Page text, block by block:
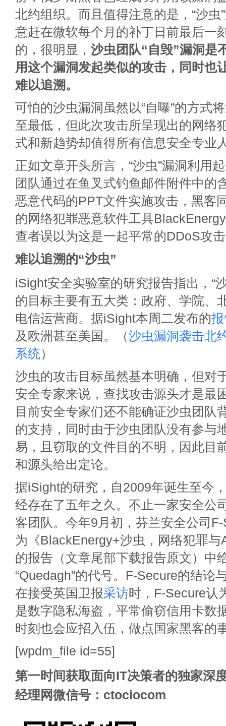
北约组织。而且值得注意的是，“沙虫
意赶在微软每个月的补丁日前最后一
的，很明显， 沙虫团队“自毁”漏洞是
用这个漏洞发起类似的攻击，同时也
难以追溯。
可怕的沙虫漏洞虽然以“自曝”的方式
至最低，但此次攻击所呈现出的网络
式和新趋势却值得所有信息安全专业
正如文章开头所言，“沙虫”漏洞利用
团队通过在鱼叉式钓鱼邮件附件中的
恶意代码的PPT文件实施攻击，黑客
的网络犯罪恶意软件工具
查者误以为这是一起平常的DDoS攻
难以追溯的“沙虫”
iSight安全实验室的研究报告指出，“
的目标主要有五大类：政府、学院、
电信运营商。据iSight本周二发布的
及欧洲甚至美国。（沙虫漏洞袭击北
系统）
沙虫的攻击目标虽然基本明确，但对
安全专家来说，查找攻击源头才是最
目前安全专家们还不能确证沙虫团队
的支持，同时由于沙虫团队没有参与
易，且窃取的文件目的不明，因此目
和源头给出定论。
据iSight的研究，自2009年诞生至今
经存在了五年之久。不止一家安全公
客团队。今年9月初，芬兰安全公司
为《BlackEnergy+沙虫，网络犯罪与
的报告（文章尾部下载报告原文）中
“Quedagh”的代号。F-Secure的结论
在接受英国卫报采访时，F-Secure认
是数字隐私海盗，平常偷窃信用卡数
时刻也会应招入伍，做点国家黑客的
[wpdm_file id=55]
第一时间获取面向IT决策者的独家深
经理网微信号：ctociocom